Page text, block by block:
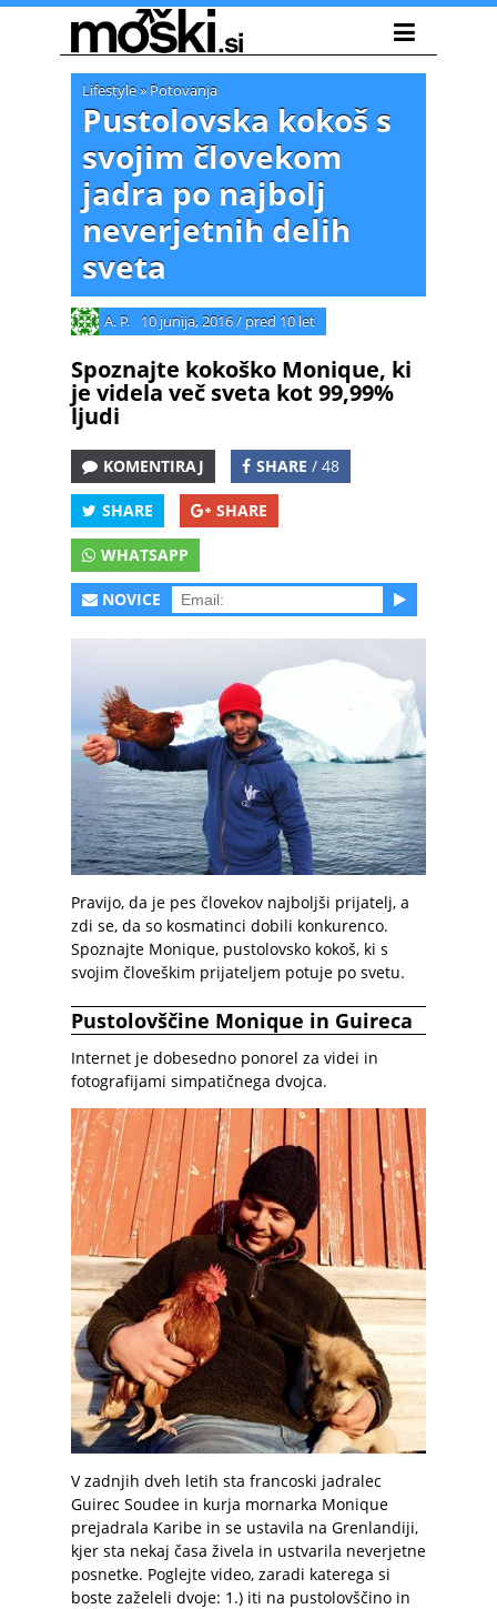
Lifestyle» Potovanja
Pustolovska kokoš s
svojim človekom
jadra po najbolj
neverjetnih delih
sveta
A. P. 10 junija, 2016/ pred 10 let
Spoznajte kokoško Monique, ki
je videla več sveta kot 99,99%
ljudi
KOMENTIRAJ SHARE / 48
SHARE SHARE
WHATSAPP
NOVICE
Pravijo, da je pes človekov najboljši prijatelj, a
zdi se, da so kosmatinci dobili konkurenco.
Spoznajte Monique, pustolovsko kokoš, ki s
svojim človeškim prijateljem potuje po svetu.
Pustolovščine Monique in Guireca
Internet je dobesedno ponorel za videi in
fotografijami simpatičnega dvojca.
V zadnjih dveh letih sta francoski jadralec
Guirec Soudee in kurja mornarka Monique
prejadrala Karibe in se ustavila na Grenlandiji,
kjer sta nekaj časa živela in ustvarila neverjetne
posnetke. Poglejte video, zaradi katerega si
boste zaželeli dvoje: 1.) iti na pustolovščino in